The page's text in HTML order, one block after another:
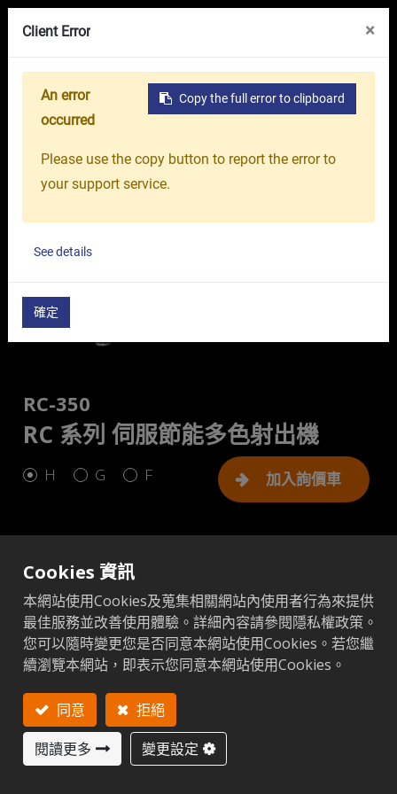
首頁 產品介紹 塑膠射出機 RC 系列 RC-350
RC-350
RC 系列 伺服節能多色射出機
H G F 加入詢價車
公制 英制
加入比較 添加至比較
項目
射座型式
Cookies 資訊
本網站使用Cookies及蒐集相關網站內使用者行為來提供
最佳服務並改善使用體驗。詳細內容請參閱隱私權政策。
您可以隨時變更您是否同意本網站使用Cookies。若您繼
續瀏覽本網站，即表示您同意本網站使用Cookies。
同意
拒絕
閱讀更多
變更設定
Client Error ×
Copy the full error to clipboard
An error
occurred
Please use the copy button to report the error to
your support service.
See details
確定